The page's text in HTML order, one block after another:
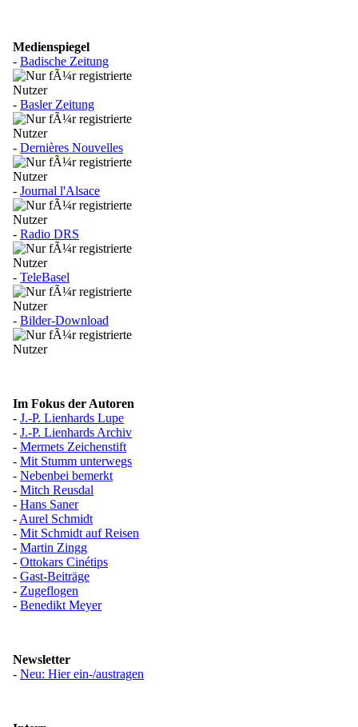
Medienspiegel
- Badische Zeitung
- Basler Zeitung
- Dernières Nouvelles
- Journal l'Alsace
- Radio DRS
- TeleBasel
- Bilder-Download
Im Fokus der Autoren
- J.-P. Lienhards Lupe
- J.-P. Lienhards Archiv
- Mermets Zeichenstift
- Mit Stumm unterwegs
- Nebenbei bemerkt
- Mitch Reusdal
- Hans Saner
- Aurel Schmidt
- Mit Schmidt auf Reisen
- Martin Zingg
- Ottokars Cinétips
- Gast-Beiträge
- Zugeflogen
- Benedikt Meyer
Newsletter
- Neu: Hier ein-/austragen